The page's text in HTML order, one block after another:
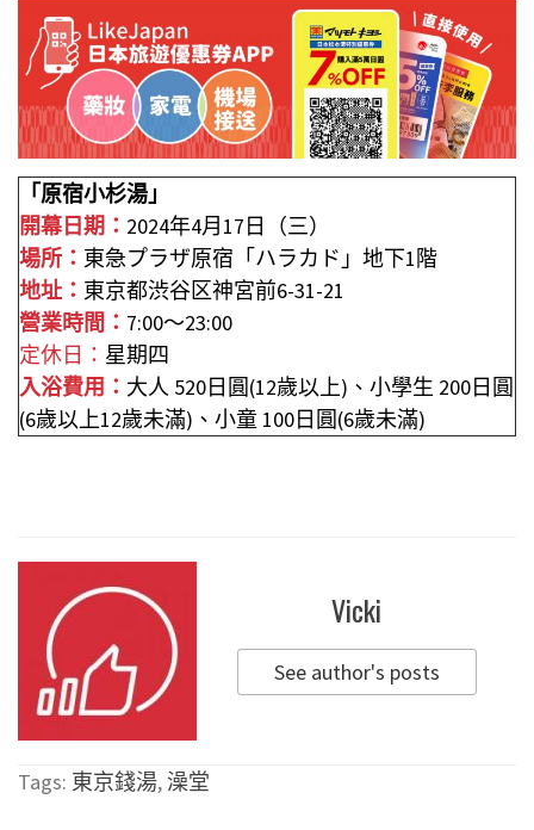
「原宿小杉湯」
開幕日期： 2024年4月17日（三）
場所： 東急プラザ原宿「ハラカド」地下1階
地址： 東京都渋谷区神宮前6-31-21
營業時間： 7:00～23:00
定休日： 星期四
入浴費用： 大人 520日圓(12歲以上)、小學生 200日圓
(6歲以上12歲未滿)、小童 100日圓(6歲未滿)
Vicki
See author's posts
Tags: 東京錢湯,澡堂